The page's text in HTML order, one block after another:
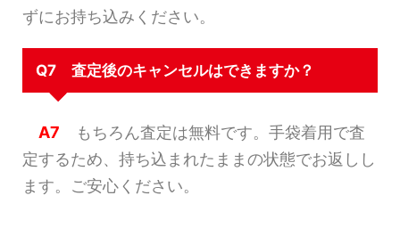
ずにお持ち込みください。
Q7 査定後のキャンセルはできますか？
A7 もちろん査定は無料です。手袋着用で査
定するため、持ち込まれたままの状態でお返しし
ます。ご安心ください。